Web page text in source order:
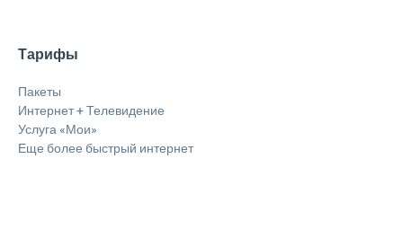
Тарифы
Пакеты
Интернет + Телевидение
Услуга «Мои»
Еще более быстрый интернет